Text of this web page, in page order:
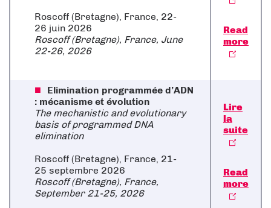
Roscoff (Bretagne), France, 22-
26 juin 2026
Roscoff (Bretagne), France, June
22-26, 2026
Read
more
Elimination programmée d’ADN
: mécanisme et évolution
The mechanistic and evolutionary
basis of programmed DNA
elimination
Roscoff (Bretagne), France, 21-
25 septembre 2026
Roscoff (Bretagne), France,
September 21-25, 2026
Lire
la
suite
Read
more